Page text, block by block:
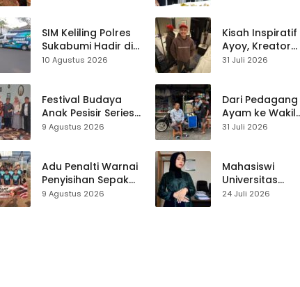
Sukabumi
SIM Keliling Polres
Sukabumi Hadir di
Alun-Alun
2026
10 Agustus 2026
Festival Budaya
Anak Pesisir Series
4 Digelar di
Dukungan
Disbudpora
Sukabumi
9 Agustus 2026
Adu Penalti Warnai
Penyisihan Sepak
Bola PHBN
9 Agustus 2026
Kisah Inspiratif
Ayoy, Kreator
TikTok Asal
Live Streaming
31 Juli 2026
Dari Pedagang
Ayam ke Wakil
Ketua DPRD, H.
Pasar Cisaat
31 Juli 2026
Mahasiswi
Universitas
Muhammadiyah
24 Juli 2026